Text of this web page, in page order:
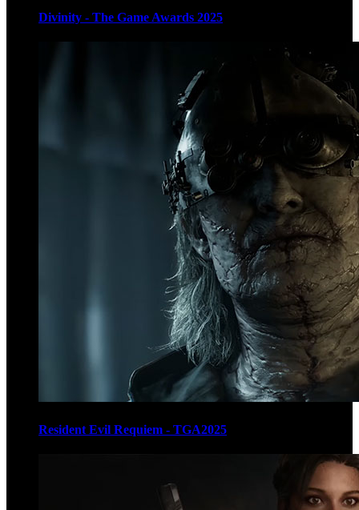
Divinity - The Game Awards 2025
Resident Evil Requiem - TGA2025